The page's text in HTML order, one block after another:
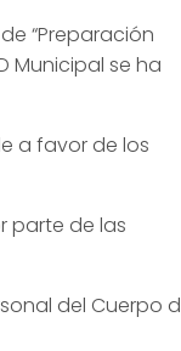
“Preparación
Municipal se ha
a favor de los
parte de las
del Cuerpo